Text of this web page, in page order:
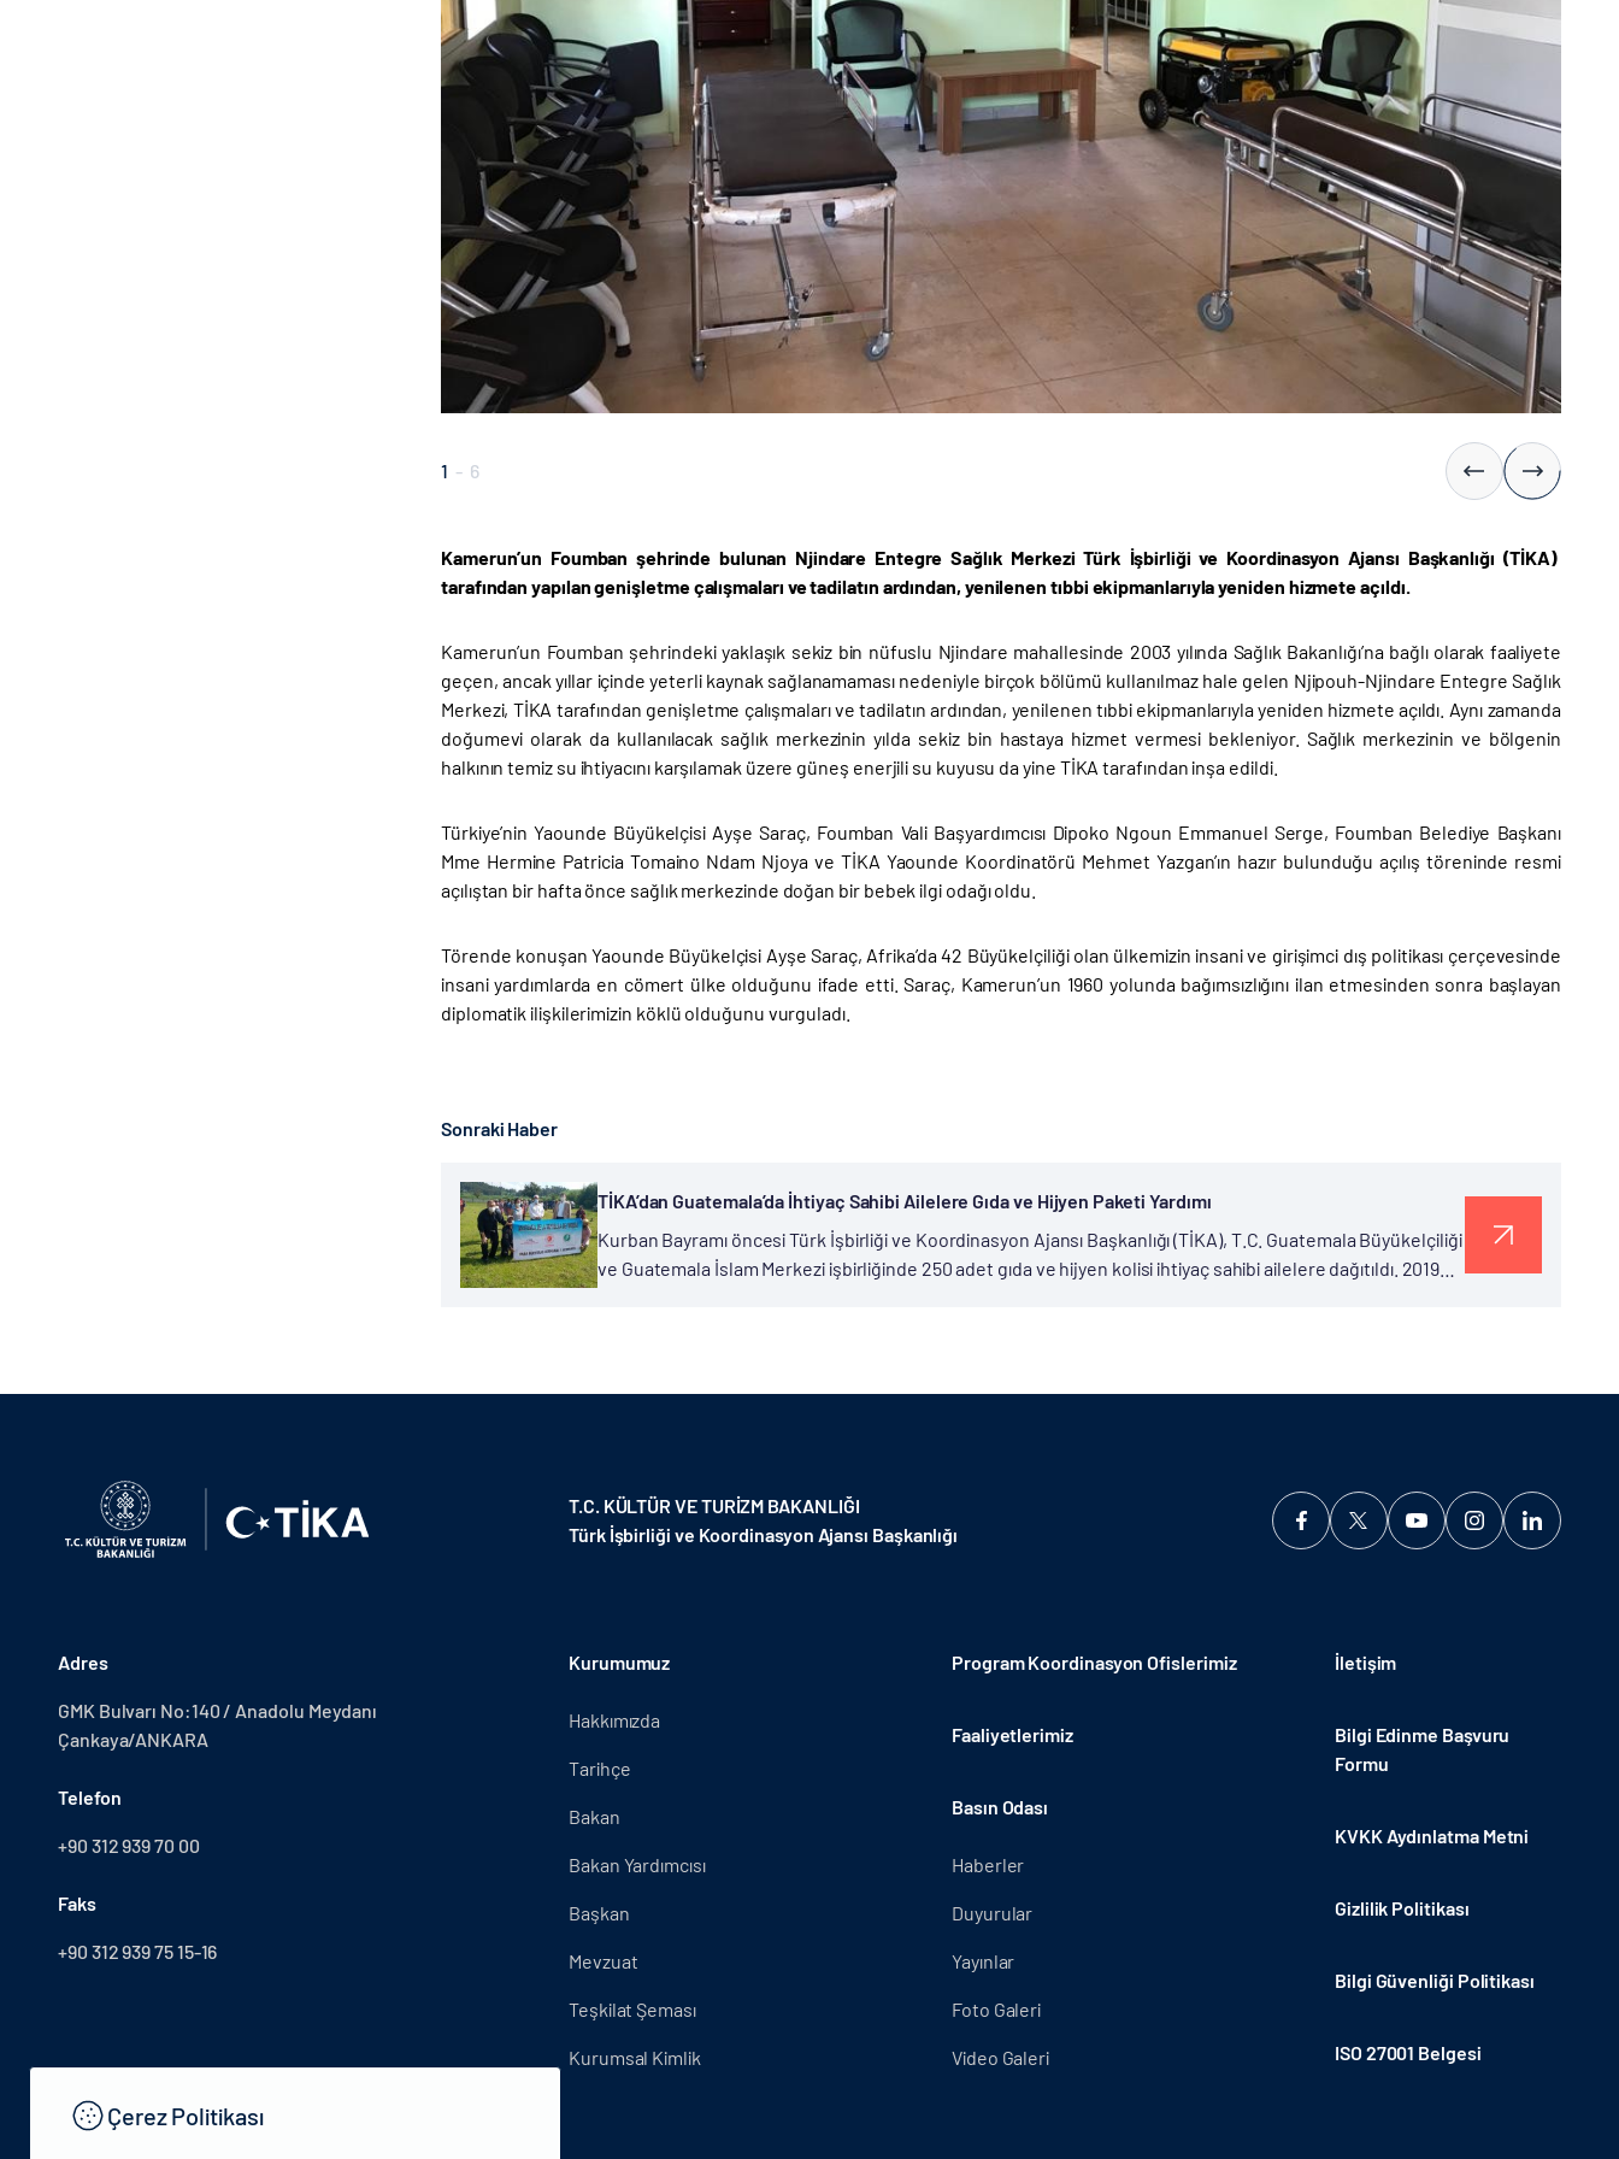
1 - 6
Kamerun’un Foumban şehrinde bulunan Njindare Entegre Sağlık Merkezi Türk İşbirliği ve Koordinasyon Ajansı Başkanlığı (TİKA)
tarafından yapılan genişletme çalışmaları ve tadilatın ardından, yenilenen tıbbi ekipmanlarıyla yeniden hizmete açıldı.
Kamerun’un Foumban şehrindeki yaklaşık sekiz bin nüfuslu Njindare mahallesinde 2003 yılında Sağlık Bakanlığı’na bağlı olarak faaliyete
geçen, ancak yıllar içinde yeterli kaynak sağlanamaması nedeniyle birçok bölümü kullanılmaz hale gelen Njipouh-Njindare Entegre Sağlık
Merkezi, TİKA tarafından genişletme çalışmaları ve tadilatın ardından, yenilenen tıbbi ekipmanlarıyla yeniden hizmete açıldı. Aynı zamanda
doğumevi olarak da kullanılacak sağlık merkezinin yılda sekiz bin hastaya hizmet vermesi bekleniyor. Sağlık merkezinin ve bölgenin
halkının temiz su ihtiyacını karşılamak üzere güneş enerjili su kuyusu da yine TİKA tarafından inşa edildi.
Türkiye’nin Yaounde Büyükelçisi Ayşe Saraç, Foumban Vali Başyardımcısı Dipoko Ngoun Emmanuel Serge, Foumban Belediye Başkanı
Mme Hermine Patricia Tomaino Ndam Njoya ve TİKA Yaounde Koordinatörü Mehmet Yazgan’ın hazır bulunduğu açılış töreninde resmi
açılıştan bir hafta önce sağlık merkezinde doğan bir bebek ilgi odağı oldu.
Törende konuşan Yaounde Büyükelçisi Ayşe Saraç, Afrika’da 42 Büyükelçiliği olan ülkemizin insani ve girişimci dış politikası çerçevesinde
insani yardımlarda en cömert ülke olduğunu ifade etti. Saraç, Kamerun’un 1960 yolunda bağımsızlığını ilan etmesinden sonra başlayan
diplomatik ilişkilerimizin köklü olduğunu vurguladı.
Sonraki Haber
TİKA’dan Guatemala’da İhtiyaç Sahibi Ailelere Gıda ve Hijyen Paketi Yardımı
Kurban Bayramı öncesi Türk İşbirliği ve Koordinasyon Ajansı Başkanlığı (TİKA), T.C. Guatemala Büyükelçiliği
ve Guatemala İslam Merkezi işbirliğinde 250 adet gıda ve hijyen kolisi ihtiyaç sahibi ailelere dağıtıldı. 2019
T.C. KÜLTÜR VE TURİZM BAKANLIĞI
Türk İşbirliği ve Koordinasyon Ajansı Başkanlığı
Adres
GMK Bulvarı No:140 / Anadolu Meydanı
Çankaya/ANKARA
Telefon
+90 312 939 70 00
Faks
+90 312 939 75 15-16
Kurumumuz
Hakkımızda
Tarihçe
Bakan
Bakan Yardımcısı
Başkan
Mevzuat
Teşkilat Şeması
Kurumsal Kimlik
Program Koordinasyon Ofislerimiz
Faaliyetlerimiz
Basın Odası
Haberler
Duyurular
Yayınlar
Foto Galeri
Video Galeri
İletişim
Bilgi Edinme Başvuru
Formu
KVKK Aydınlatma Metni
Gizlilik Politikası
Bilgi Güvenliği Politikası
ISO 27001 Belgesi
Çerez Politikası